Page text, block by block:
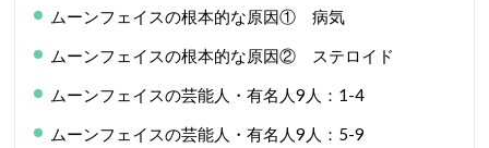
ムーンフェイスの根本的な原因① 病気
ムーンフェイスの根本的な原因② ステロイド
ムーンフェイスの芸能人・有名人9人：1-4
ムーンフェイスの芸能人・有名人9人：5-9